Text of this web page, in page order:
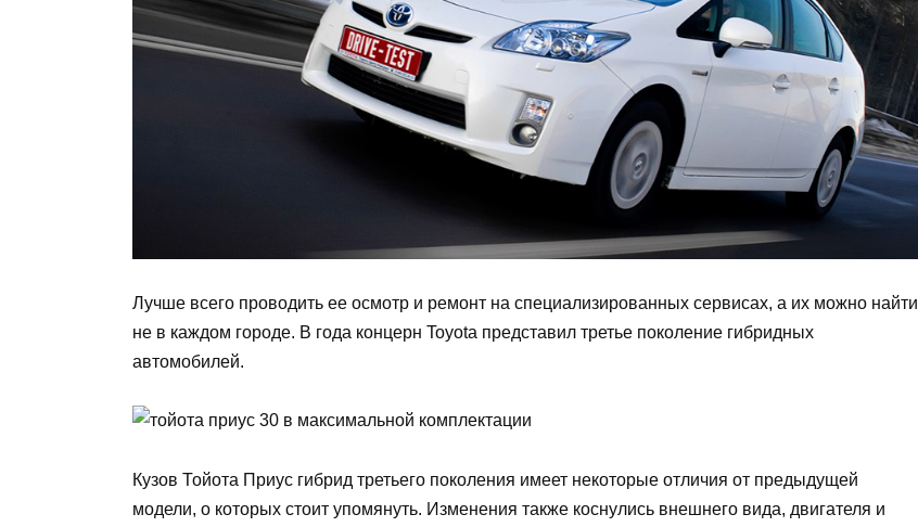
Лучше всего проводить ее осмотр и ремонт на специализированных сервисах, а их можно найти
не в каждом городе. В года концерн Toyota представил третье поколение гибридных
автомобилей.
Кузов Тойота Приус гибрид третьего поколения имеет некоторые отличия от предыдущей
модели, о которых стоит упомянуть. Изменения также коснулись внешнего вида, двигателя и